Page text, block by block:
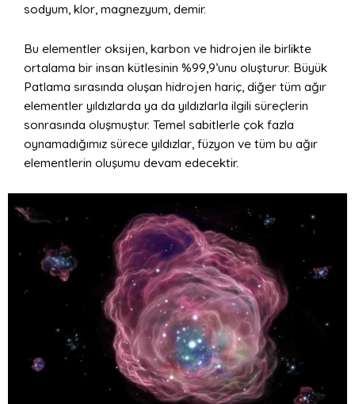
sodyum, klor, magnezyum, demir.
Bu elementler oksijen, karbon ve hidrojen ile birlikte
ortalama bir insan kütlesinin %99,9’unu oluşturur. Büyük
Patlama sırasında oluşan hidrojen hariç, diğer tüm ağır
elementler yıldızlarda ya da yıldızlarla ilgili süreçlerin
sonrasında oluşmuştur. Temel sabitlerle çok fazla
oynamadığımız sürece yıldızlar, füzyon ve tüm bu ağır
elementlerin oluşumu devam edecektir.